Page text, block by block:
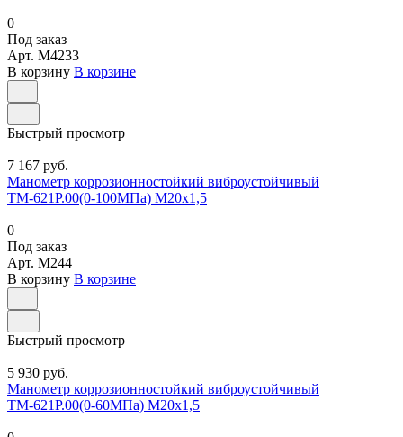
0
Под заказ
Арт. M4233
В корзину В корзине
Быстрый просмотр
7 167 руб.
Манометр коррозионностойкий виброустойчивый
ТМ-621Р.00(0-100МПа) М20х1,5
0
Под заказ
Арт. M244
В корзину В корзине
Быстрый просмотр
5 930 руб.
Манометр коррозионностойкий виброустойчивый
ТМ-621Р.00(0-60МПа) М20х1,5